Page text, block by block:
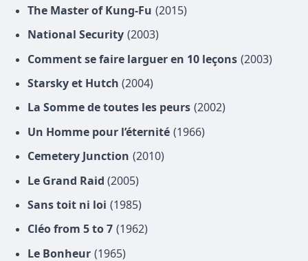
The Master of Kung‐Fu (2015)
National Security (2003)
Comment se faire larguer en 10 leçons (2003)
Starsky et Hutch (2004)
La Somme de toutes les peurs (2002)
Un Homme pour l’éternité (1966)
Cemetery Junction (2010)
Le Grand Raid (2005)
Sans toit ni loi (1985)
Cléo from 5 to 7 (1962)
Le Bonheur (1965)